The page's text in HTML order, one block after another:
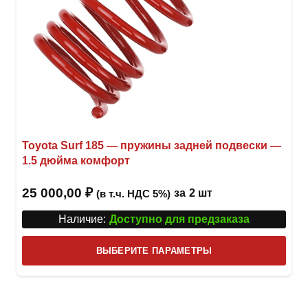
Toyota Surf 185 — пружины задней подвески —
1.5 дюйма комфорт
25 000,00 ₽ (в т.ч. НДС 5%) за 2 шт
Наличие: Доступно для предзаказа
ВЫБЕРИТЕ ПАРАМЕТРЫ
товар